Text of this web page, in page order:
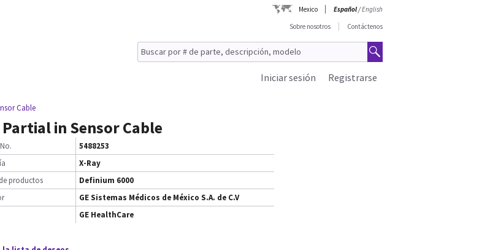
Mexico Español/English
Sobre nosotros
Contáctenos
Registrarse
Iniciar sesión
Cable
in Sensor Cable
5488253
X-Ray
productos
Definium 6000
GE Sistemas Médicos de México S.A. de C.V
GE HealthCare